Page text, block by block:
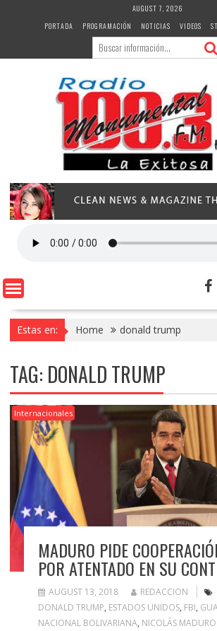
AUGUST 7, 2026
PORTADA
PROGRAMACIÓN NOTICIAS VIDEOS
Estas en: Home donald trump
TAG: DONALD TRUMP
Internacionales
MADURO PIDE
POR ATENTADO EN SU
AUGUST 13, 2018 REDACCION
DONALD TRUMP, ESTADOS UNIDOS, FBI,
NACIONAL BOLIVARIANA, NICOLÁS MADURO